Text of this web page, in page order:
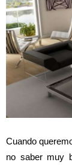
Cuando
no saber muy